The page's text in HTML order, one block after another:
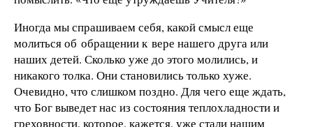
Иногда мы спрашиваем себя, какой смысл еще
молиться об обращении к вере нашего друга или
наших детей. Сколько уже до этого молились, и
никакого толка. Они становились только хуже.
Очевидно, что слишком поздно. Для чего еще ждать,
что Бог выведет нас из состояния теплохладности и
греховности, которое, кажется, уже стали нашим